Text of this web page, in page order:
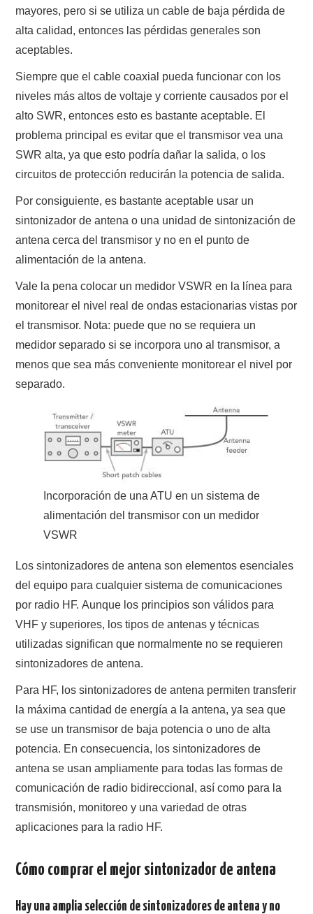
mayores, pero si se utiliza un cable de baja pérdida de
alta calidad, entonces las pérdidas generales son
aceptables.
Siempre que el cable coaxial pueda funcionar con los
niveles más altos de voltaje y corriente causados ​​por el
alto SWR, entonces esto es bastante aceptable. El
problema principal es evitar que el transmisor vea una
SWR alta, ya que esto podría dañar la salida, o los
circuitos de protección reducirán la potencia de salida.
Por consiguiente, es bastante aceptable usar un
sintonizador de antena o una unidad de sintonización de
antena cerca del transmisor y no en el punto de
alimentación de la antena.
Vale la pena colocar un medidor VSWR en la línea para
monitorear el nivel real de ondas estacionarias vistas por
el transmisor. Nota: puede que no se requiera un
medidor separado si se incorpora uno al transmisor, a
menos que sea más conveniente monitorear el nivel por
separado.
Incorporación de una ATU en un sistema de
alimentación del transmisor con un medidor
VSWR
Los sintonizadores de antena son elementos esenciales
del equipo para cualquier sistema de comunicaciones
por radio HF. Aunque los principios son válidos para
VHF y superiores, los tipos de antenas y técnicas
utilizadas significan que normalmente no se requieren
sintonizadores de antena.
Para HF, los sintonizadores de antena permiten transferir
la máxima cantidad de energía a la antena, ya sea que
se use un transmisor de baja potencia o uno de alta
potencia. En consecuencia, los sintonizadores de
antena se usan ampliamente para todas las formas de
comunicación de radio bidireccional, así como para la
transmisión, monitoreo y una variedad de otras
aplicaciones para la radio HF.
Cómo comprar el mejor sintonizador de antena
Hay una amplia selección de sintonizadores de antena y no